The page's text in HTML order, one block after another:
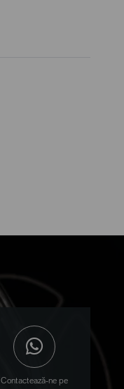
Contactează-ne pe